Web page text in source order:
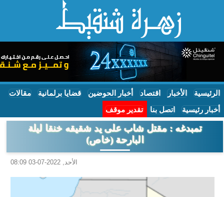
الرئيسية الأخبار اقتصاد أخبار الحوضين قضايا برلمانية مقالات
أخبار رئيسية اتصل بنا تقدير موقف
تمبدغه : مقتل شاب على يد شقيقه خنقا ليلة
البارحة (خاص)
الأحد, 2022-07-03 08:09